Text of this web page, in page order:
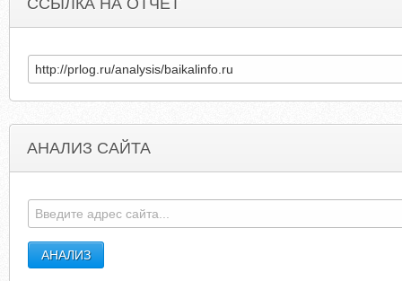
ССЫЛКА НА ОТЧЕТ
АНАЛИЗ САЙТА